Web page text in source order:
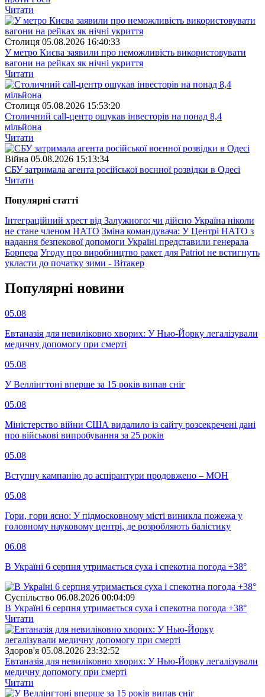
Читати
Столиця 05.08.2026 16:40:33
У метро Києва заявили про неможливість використовувати
вагони на рейках як нічні укриття
Читати
Столиця 05.08.2026 15:53:20
Столичний call-центр ошукав інвесторів на понад 8,4
мільйона
Читати
Війна 05.08.2026 15:13:34
СБУ затримала агента російської воєнної розвідки в Одесі
Читати
Популярнi статтi
Інтеграційний хрест від Залужного: чи дійсно Україна ніколи
не стане членом НАТО Зміна командувача: У Центрі НАТО з
надання безпекової допомоги Україні представили генерала
Борпера Угоду про виробництво ракет для Patriot не встигнуть
укласти до початку зими - Вітакер
Популярнi новини
05.08
Евтаназія для невиліковно хворих: У Нью-Йорку легалізували
медичну допомогу при смерті
05.08
У Веллінгтоні вперше за 15 років випав сніг
05.08
Міністерство війни США видалило із сайту розсекречені дані
про військові випробування за 25 років
05.08
Вступну кампанію до аспірантури продовжено – МОН
05.08
Гори, гори ясно: У підмосковному місті виникла пожежа у
головному науковому центрі, де розробляють балістику
06.08
В Україні 6 серпня утримається суха і спекотна погода +38°
Суспiльство 06.08.2026 00:04:09
В Україні 6 серпня утримається суха і спекотна погода +38°
Читати
Здоров'я 05.08.2026 23:32:52
Евтаназія для невиліковно хворих: У Нью-Йорку легалізували
медичну допомогу при смерті
Читати